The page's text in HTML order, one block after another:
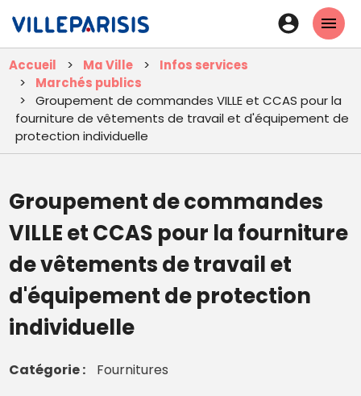
contenu
principal
En-
tête
Accueil Ma Ville
Infos services
Marchés publics
Groupement de commandes VILLE et CCAS pour la
fourniture de vêtements de travail et d'équipement de
protection individuelle
Groupement de commandes
VILLE et CCAS pour la fourniture
de vêtements de travail et
d'équipement de protection
individuelle
Catégorie Fournitures